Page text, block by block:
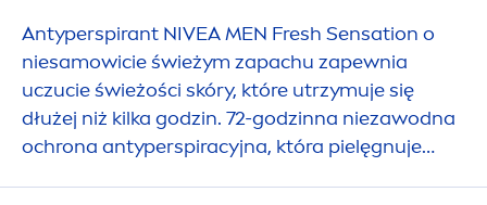
Antyperspirant NIVEAMEN Fresh Sensation o
niesamowicie świeżym zapachu zapewnia
uczucie świeżości skóry, które utrzymuje się
dłużej niż kilka godzin. 72-godzinna niezawodna
ochrona antyperspiracyjna, która pielęgnuje